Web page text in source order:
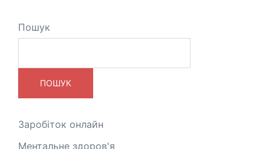
Пошук
ПОШУК
Заробіток онлайн
Ментальне здоров'я